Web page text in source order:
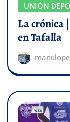
UNIÓN
La crónica
en Tafalla